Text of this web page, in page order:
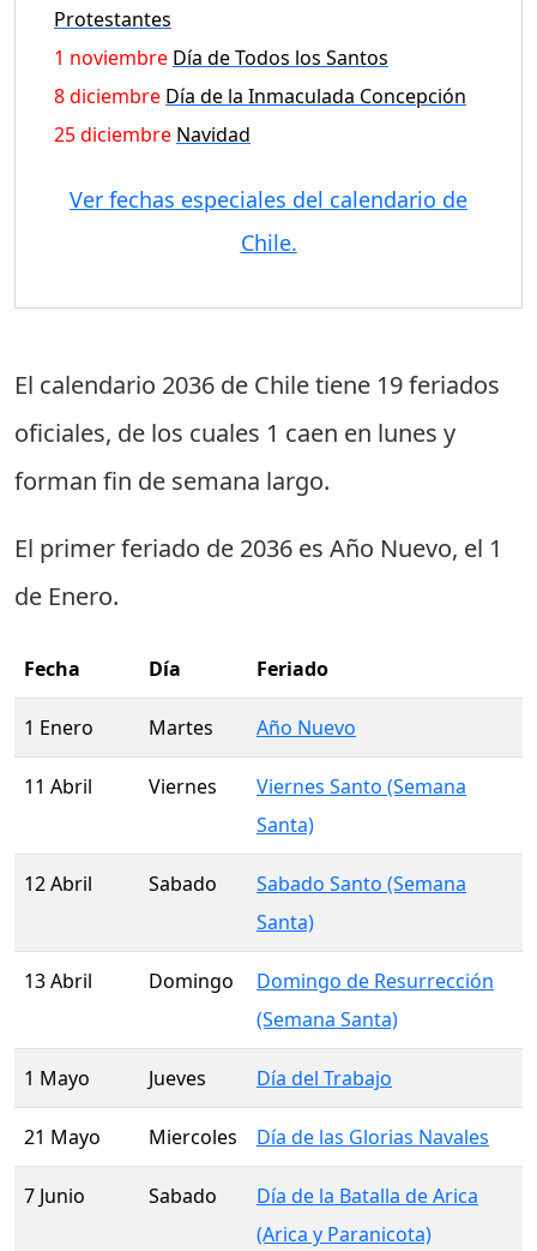
Protestantes
1 noviembre Día de Todos los Santos
8 diciembre Día de la Inmaculada Concepción
25 diciembre Navidad
Ver fechas especiales del calendario de
Chile.
El calendario 2036 de Chile tiene 19 feriados
oficiales, de los cuales 1 caen en lunes y
forman fin de semana largo.
El primer feriado de 2036 es Año Nuevo, el 1
de Enero.
Fecha Día Feriado
1 Enero Martes Año Nuevo
11 Abril Viernes
Viernes Santo (Semana
Santa)
12 Abril Sabado
Sabado Santo (Semana
Santa)
13 Abril Domingo
Domingo de Resurrección
(Semana Santa)
1 Mayo Jueves Día del Trabajo
21 Mayo Miercoles Día de las Glorias Navales
7 Junio Sabado
Día de la Batalla de Arica
(Arica y Paranicota)